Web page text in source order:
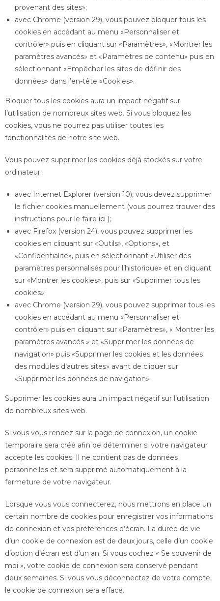
provenant des sites»;
avec Chrome (version 29), vous pouvez bloquer tous les
cookies en accédant au menu «Personnaliser et
contrôler» puis en cliquant sur «Paramètres», «Montrer les
paramètres avancés» et «Paramètres de contenu» puis en
sélectionnant «Empêcher les sites de définir des
données» dans l’en-tête «Cookies».
Bloquer tous les cookies aura un impact négatif sur
l’utilisation de nombreux sites web. Si vous bloquez les
cookies, vous ne pourrez pas utiliser toutes les
fonctionnalités de notre site web.
Vous pouvez supprimer les cookies déjà stockés sur votre
ordinateur :
avec Internet Explorer (version 10), vous devez supprimer
le fichier cookies manuellement (vous pourrez trouver des
instructions pour le faire ici );
avec Firefox (version 24), vous pouvez supprimer les
cookies en cliquant sur «Outils», «Options», et
«Confidentialité», puis en sélectionnant «Utiliser des
paramètres personnalisés pour l’historique» et en cliquant
sur «Montrer les cookies», puis sur «Supprimer tous les
cookies»;
avec Chrome (version 29), vous pouvez supprimer tous les
cookies en accédant au menu «Personnaliser et
contrôler» puis en cliquant sur «Paramètres», « Montrer les
paramètres avancés » et «Supprimer les données de
navigation» puis «Supprimer les cookies et les données
des modules d’autres sites» avant de cliquer sur
«Supprimer les données de navigation».
Supprimer les cookies aura un impact négatif sur l’utilisation
de nombreux sites web.
Si vous vous rendez sur la page de connexion, un cookie
temporaire sera créé afin de déterminer si votre navigateur
accepte les cookies. Il ne contient pas de données
personnelles et sera supprimé automatiquement à la
fermeture de votre navigateur.
Lorsque vous vous connecterez, nous mettrons en place un
certain nombre de cookies pour enregistrer vos informations
de connexion et vos préférences d’écran. La durée de vie
d’un cookie de connexion est de deux jours, celle d’un cookie
d’option d’écran est d’un an. Si vous cochez « Se souvenir de
moi », votre cookie de connexion sera conservé pendant
deux semaines. Si vous vous déconnectez de votre compte,
le cookie de connexion sera effacé.